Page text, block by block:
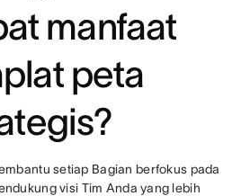
manfaat
peta
setiap Bagian berfokus pada
visi Tim Anda yang lebih